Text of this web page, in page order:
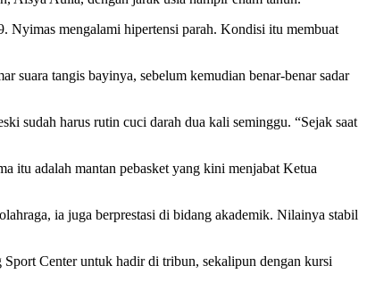
Nyimas mengalami hipertensi parah. Kondisi itu membuat
suara tangis bayinya, sebelum kemudian benar-benar sadar
sudah harus rutin cuci darah dua kali seminggu. “Sejak saat
itu adalah mantan pebasket yang kini menjabat Ketua
ia juga berprestasi di bidang akademik. Nilainya stabil
Center untuk hadir di tribun, sekalipun dengan kursi